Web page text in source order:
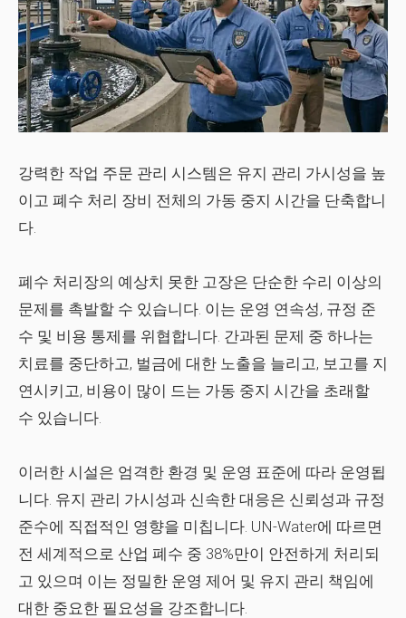
강력한 작업 주문 관리 시스템은 유지 관리 가시성을 높
이고 폐수 처리 장비 전체의 가동 중지 시간을 단축합니
다.
폐수 처리장의 예상치 못한 고장은 단순한 수리 이상의
문제를 촉발할 수 있습니다. 이는 운영 연속성, 규정 준
수 및 비용 통제를 위협합니다. 간과된 문제 중 하나는
치료를 중단하고, 벌금에 대한 노출을 늘리고, 보고를 지
연시키고, 비용이 많이 드는 가동 중지 시간을 초래할
수 있습니다.
이러한 시설은 엄격한 환경 및 운영 표준에 따라 운영됩
니다. 유지 관리 가시성과 신속한 대응은 신뢰성과 규정
준수에 직접적인 영향을 미칩니다. UN‑Water에 따르면
전 세계적으로 산업 폐수 중 38%만이 안전하게 처리되
고 있으며 이는 정밀한 운영 제어 및 유지 관리 책임에
대한 중요한 필요성을 강조합니다.